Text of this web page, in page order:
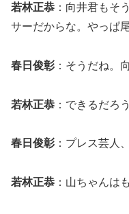
若林正恭 ：向井君もそ
サーだからな。やっぱ
春日俊彰 ：そうだね。
若林正恭 ：できるだろ
春日俊彰 ：プレス芸人
若林正恭 ：山ちゃんは